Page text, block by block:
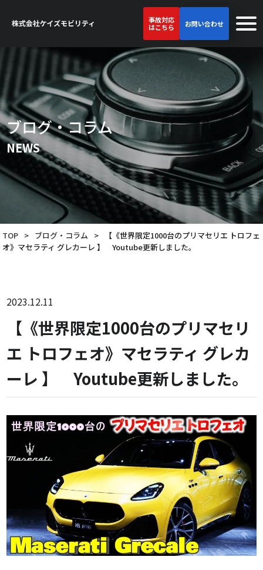
事故対応
はこちら
お問い合わせ
ブログ・コラム
NEWS
TOP > ブログ・コラム >
【《世界限定1000台のプリマセリエ トロフェ
オ》マセラティ グレカーレ 】 Youtube更新しました。
2023.12.11
【《世界限定1000台のプリマセリ
エ トロフェオ》マセラティ グレカ
ーレ 】 Youtube更新しました。